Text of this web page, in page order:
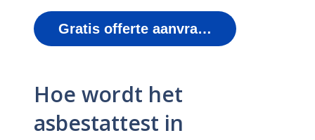
Gratis offerte aanvragen
Hoe wordt het
asbestattest in